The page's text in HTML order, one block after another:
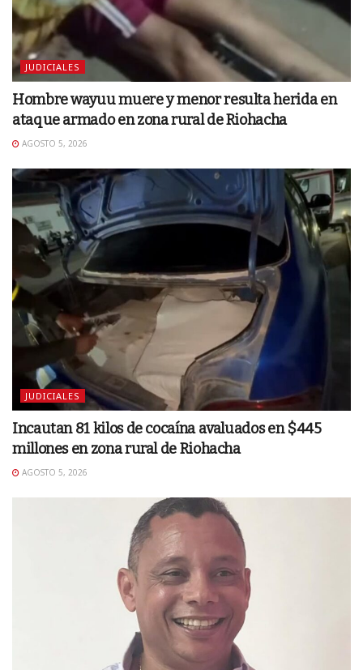
JUDICIALES
Hombre wayuu muere y menor resulta herida en
ataque armado en zona rural de Riohacha
AGOSTO 5, 2026
JUDICIALES
Incautan 81 kilos de cocaína avaluados en $445
millones en zona rural de Riohacha
AGOSTO 5, 2026